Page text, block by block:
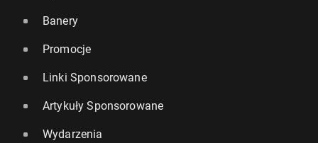
Banery
Promocje
Linki Sponsorowane
Artykuły Sponsorowane
Wydarzenia